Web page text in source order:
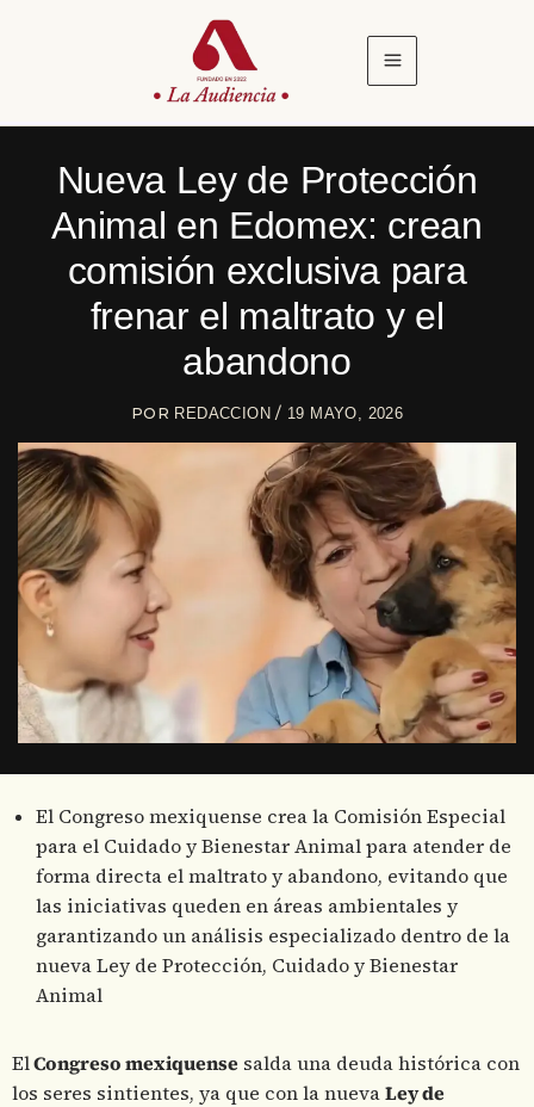
Nueva Ley de Protección
Animal en Edomex: crean
comisión exclusiva para
frenar el maltrato y el
abandono
POR REDACCION/ 19 MAYO, 2026
El Congreso mexiquense crea la Comisión Especial
para el Cuidado y Bienestar Animal para atender de
forma directa el maltrato y abandono, evitando que
las iniciativas queden en áreas ambientales y
garantizando un análisis especializado dentro de la
nueva Ley de Protección, Cuidado y Bienestar
Animal
ElCongreso mexiquense salda una deuda histórica con
los seres sintientes, ya que con la nuevaLey de